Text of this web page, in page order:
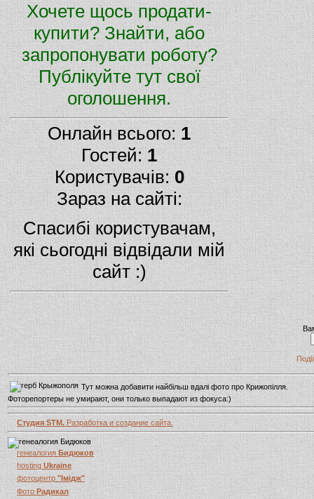
Хочете щось продати-
купити? Знайти, або
запропонувати роботу?
Публікуйте тут свої
оголошення.
Онлайн всього:1
Гостей:1
Користувачів:0
Зараз на сайті:
Спасибі користувачам,
які сьогодні відвідали мій
сайт :)
Тут можна добавити найбільш вдалі фото про Крижопілля.
Фоторепортеры не умирают, они только выпадают из фокуса:)
Студия STM.Разработка и создание сайта.
генеалогия Бидюков
hosting Ukraine
фотоцентр"Імідж"
ФотоРадикал